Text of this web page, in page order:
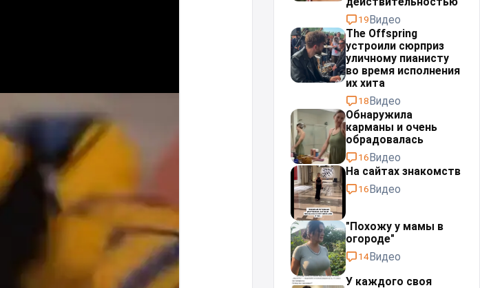
19Видео
The Offspring
устроили сюрприз
уличному пианисту
во время исполнения
их хита
18Видео
Обнаружила
карманы и очень
обрадовалась
16Видео
На сайтах знакомств
16Видео
"Похожу у мамы в
огороде"
14Видео
У каждого своя